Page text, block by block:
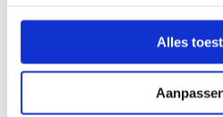
Alles
Communicatie | Regio
heb je nog vragen? Mail, bel